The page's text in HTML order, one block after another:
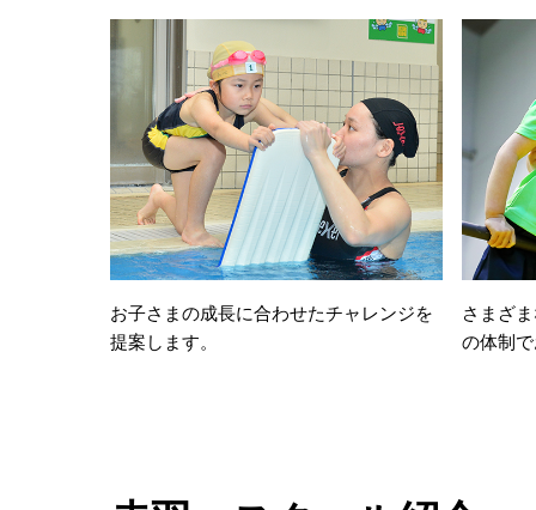
お子さまの成長に合わせたチャレンジを
提案します。
さまざ
の体制